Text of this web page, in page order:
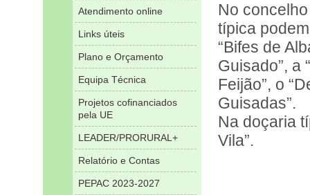
Atendimento online
Links úteis
Plano e Orçamento
Equipa Técnica
Projetos cofinanciados
pela UE
LEADER/PRORURAL+
Relatório e Contas
PEPAC 2023-2027
No
típica
“Bifes de
Guisado”, a
Feijão”, o
Guisadas”.
Na doçaria
Vila”.